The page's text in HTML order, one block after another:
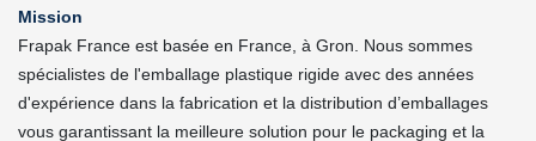
Mission
Frapak France est basée en France, à Gron. Nous sommes
spécialistes de l'emballage plastique rigide avec des années
d'expérience dans la fabrication et la distribution d’emballages
vous garantissant la meilleure solution pour le packaging et la